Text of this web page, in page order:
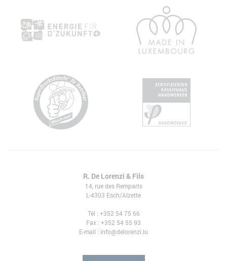
R. De Lorenzi & Fils
14, rue des Remparts
L-4303 Esch/Alzette
Tél : +352 54 75 66
Fax : +352 54 55 93
E-mail : info@delorenzi.lu